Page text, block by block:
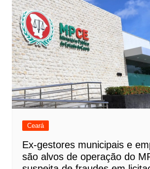
Ceará
Ex-gestores municipais e
são alvos de operação do